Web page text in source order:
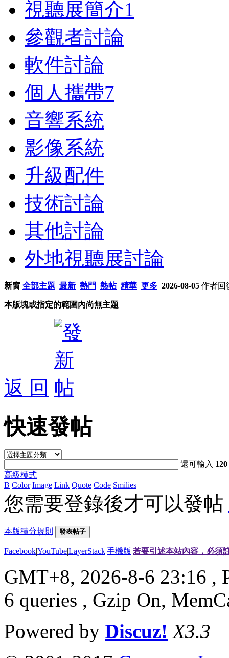
視聽展簡介1
參觀者討論
軟件討論
個人攜帶7
音響系統
影像系統
升級配件
技術討論
其他討論
外地視聽展討論
新窗 全部主題 最新 熱門 熱帖 精華 更多 2026-08-05 作者回
本版塊或指定的範圍內尚無主題
返 回
快速發帖
還可輸入 120
高級模式
B Color Image Link Quote Code Smilies
您需要登錄後才可以發帖
本版積分規則 發表帖子
Facebook|YouTube|LayerStack|手機版|若要引述本站內容，必須
GMT+8, 2026-8-6 23:16 ,
6 queries , Gzip On,
Powered by Discuz! X3.3